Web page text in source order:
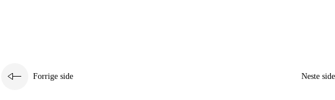
Forrige side Neste side